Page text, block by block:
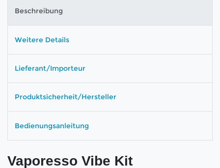
Beschreibung
Weitere Details
Lieferant/Importeur
Produktsicherheit/Hersteller
Bedienungsanleitung
Vaporesso Vibe Kit